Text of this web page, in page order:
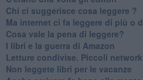
​Chi ci suggerisce cosa leggere ?
​Ma internet ci fa leggere di più o
​Cosa vale la pena di leggere?
I libri e la guerra di Amazon
​Letture condivise. Piccoli
​Non leggete libri per le vacanze